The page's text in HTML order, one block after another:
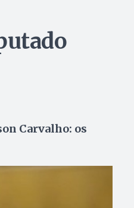
Carvalho: os